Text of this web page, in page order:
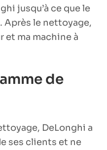
jusqu’à ce que le
Après le nettoyage,
et ma machine à
de
DeLonghi a
ses clients et ne